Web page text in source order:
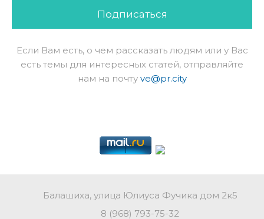
Подписаться
Если Вам есть, о чем рассказать людям или у Вас
есть темы для интересных статей, отправляйте
нам на почту ve@pr.city
Балашиха, улица Юлиуса Фучика дом 2к5
8 (968) 793-75-32